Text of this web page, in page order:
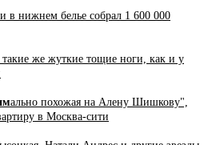
нижнем белье собрал 1 600 000
же жуткие тощие ноги, как и у
ально похожая на Алену Шишкову",
в Москва-сити